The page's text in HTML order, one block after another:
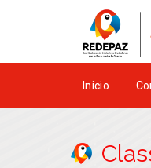
Inicio